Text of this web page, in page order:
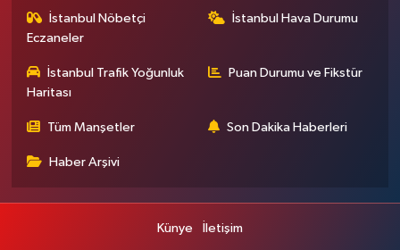
İstanbul Nöbetçi
Eczaneler
İstanbul Hava Durumu
İstanbul Trafik Yoğunluk
Haritası
Puan Durumu ve Fikstür
Tüm Manşetler Son Dakika Haberleri
Haber Arşivi
Künye İletişim